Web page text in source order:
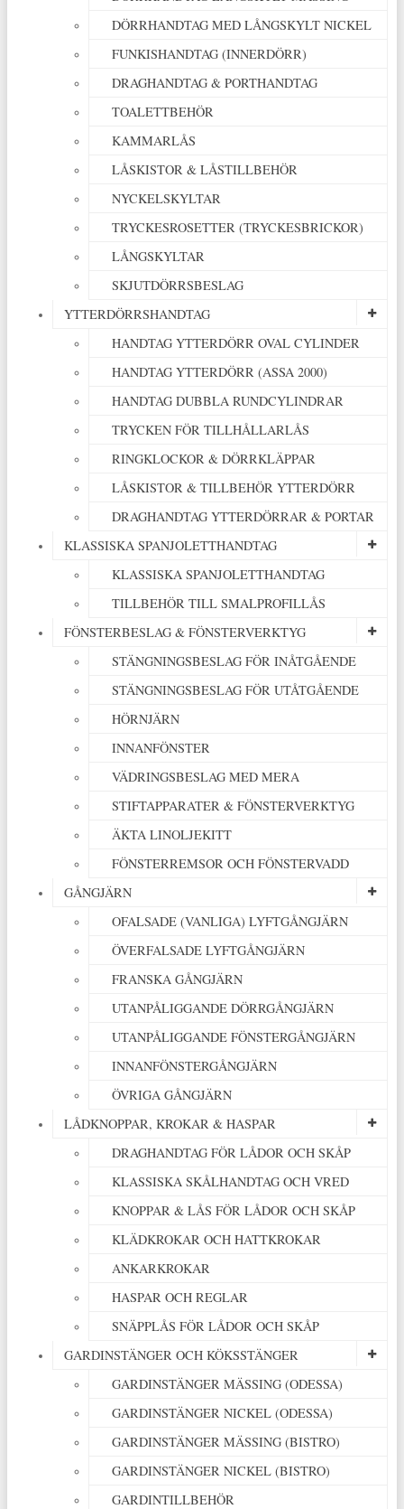
DÖRRHANDTAG MED LÅNGSKYLT NICKEL
FUNKISHANDTAG (INNERDÖRR)
DRAGHANDTAG & PORTHANDTAG
TOALETTBEHÖR
KAMMARLÅS
LÅSKISTOR & LÅSTILLBEHÖR
NYCKELSKYLTAR
TRYCKESROSETTER (TRYCKESBRICKOR)
LÅNGSKYLTAR
SKJUTDÖRRSBESLAG
YTTERDÖRRSHANDTAG
HANDTAG YTTERDÖRR OVAL CYLINDER
HANDTAG YTTERDÖRR (ASSA 2000)
HANDTAG DUBBLA RUNDCYLINDRAR
TRYCKEN FÖR TILLHÅLLARLÅS
RINGKLOCKOR & DÖRRKLÄPPAR
LÅSKISTOR & TILLBEHÖR YTTERDÖRR
DRAGHANDTAG YTTERDÖRRAR & PORTAR
KLASSISKA SPANJOLETTHANDTAG
KLASSISKA SPANJOLETTHANDTAG
TILLBEHÖR TILL SMALPROFILLÅS
FÖNSTERBESLAG & FÖNSTERVERKTYG
STÄNGNINGSBESLAG FÖR INÅTGÅENDE
STÄNGNINGSBESLAG FÖR UTÅTGÅENDE
HÖRNJÄRN
INNANFÖNSTER
VÄDRINGSBESLAG MED MERA
STIFTAPPARATER & FÖNSTERVERKTYG
ÄKTA LINOLJEKITT
FÖNSTERREMSOR OCH FÖNSTERVADD
GÅNGJÄRN
OFALSADE (VANLIGA) LYFTGÅNGJÄRN
ÖVERFALSADE LYFTGÅNGJÄRN
FRANSKA GÅNGJÄRN
UTANPÅLIGGANDE DÖRRGÅNGJÄRN
UTANPÅLIGGANDE FÖNSTERGÅNGJÄRN
INNANFÖNSTERGÅNGJÄRN
ÖVRIGA GÅNGJÄRN
LÅDKNOPPAR, KROKAR & HASPAR
DRAGHANDTAG FÖR LÅDOR OCH SKÅP
KLASSISKA SKÅLHANDTAG OCH VRED
KNOPPAR & LÅS FÖR LÅDOR OCH SKÅP
KLÄDKROKAR OCH HATTKROKAR
ANKARKROKAR
HASPAR OCH REGLAR
SNÄPPLÅS FÖR LÅDOR OCH SKÅP
GARDINSTÄNGER OCH KÖKSSTÄNGER
GARDINSTÄNGER MÄSSING (ODESSA)
GARDINSTÄNGER NICKEL (ODESSA)
GARDINSTÄNGER MÄSSING (BISTRO)
GARDINSTÄNGER NICKEL (BISTRO)
GARDINTILLBEHÖR